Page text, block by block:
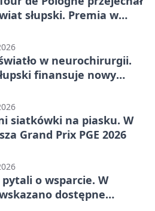
słupski. Premia w
w neurochirurgii.
finansuje nowy
siatkówki na piasku. W
Grand Prix PGE 2026
o wsparcie. W
dostępne